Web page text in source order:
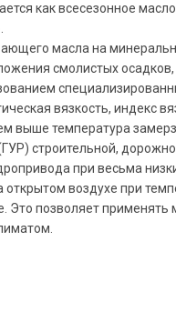
как всесезонное
масла на
смолистых
вязкость, индекс
температура
строительной,
при весьма
воздухе при
позволяет